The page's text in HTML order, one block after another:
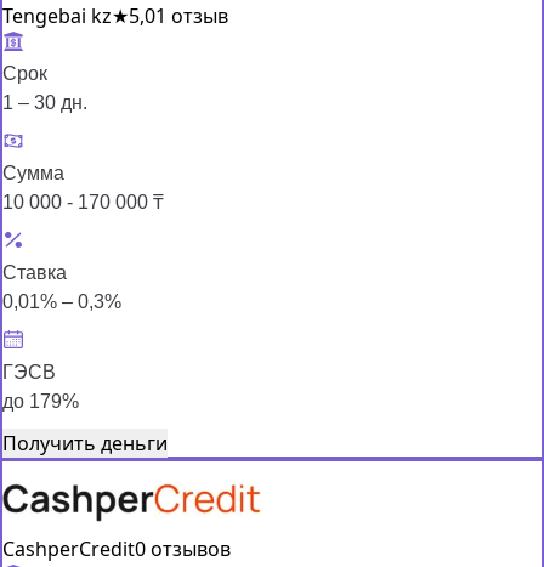
Tengebai kz★5,01 отзыв
Срок
1 – 30 дн.
Сумма
10 000 - 170 000 ₸
Ставка
0,01% – 0,3%
ГЭСВ
до 179%
Получить деньги
CashperCredit0 отзывов